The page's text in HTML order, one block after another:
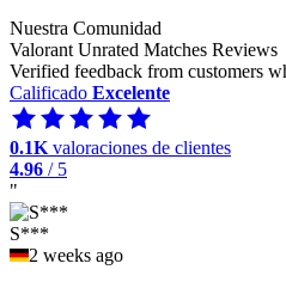
Nuestra Comunidad
Valorant Unrated Matches Reviews
Verified feedback from customers
Calificado Excelente
0.1K valoraciones de clientes
4.96 / 5
"
S***
2 weeks ago